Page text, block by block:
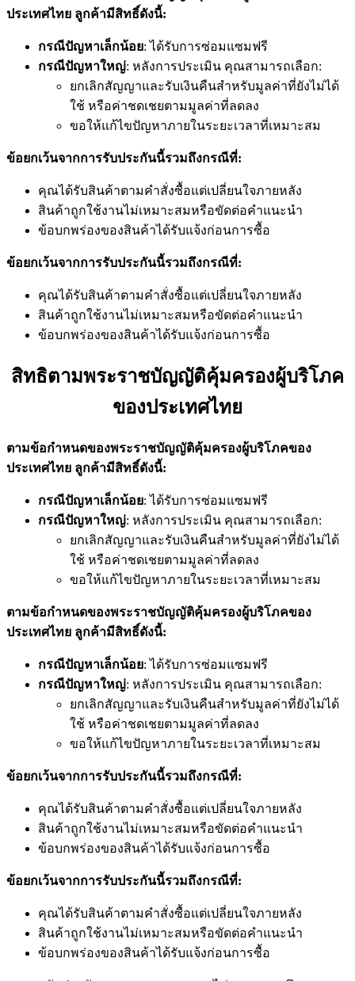
ประเทศไทย ลูกค้ามีสิทธิ์ดังนี้:
กรณีปัญหาเล็กน้อย: ได้รับการซ่อมแซมฟรี
กรณีปัญหาใหญ่: หลังการประเมิน คุณสามารถเลือก:
ยกเลิกสัญญาและรับเงินคืนสำหรับมูลค่าที่ยังไม่ได้
ใช้ หรือค่าชดเชยตามมูลค่าที่ลดลง
ขอให้แก้ไขปัญหาภายในระยะเวลาที่เหมาะสม
ข้อยกเว้นจากการรับประกันนี้รวมถึงกรณีที่:
คุณได้รับสินค้าตามคำสั่งซื้อแต่เปลี่ยนใจภายหลัง
สินค้าถูกใช้งานไม่เหมาะสมหรือขัดต่อคำแนะนำ
ข้อบกพร่องของสินค้าได้รับแจ้งก่อนการซื้อ
ข้อยกเว้นจากการรับประกันนี้รวมถึงกรณีที่:
คุณได้รับสินค้าตามคำสั่งซื้อแต่เปลี่ยนใจภายหลัง
สินค้าถูกใช้งานไม่เหมาะสมหรือขัดต่อคำแนะนำ
ข้อบกพร่องของสินค้าได้รับแจ้งก่อนการซื้อ
สิทธิตามพระราชบัญญัติคุ้มครองผู้บริโภค
ของประเทศไทย
ตามข้อกำหนดของพระราชบัญญัติคุ้มครองผู้บริโภคของ
ประเทศไทย ลูกค้ามีสิทธิ์ดังนี้:
กรณีปัญหาเล็กน้อย: ได้รับการซ่อมแซมฟรี
กรณีปัญหาใหญ่: หลังการประเมิน คุณสามารถเลือก:
ยกเลิกสัญญาและรับเงินคืนสำหรับมูลค่าที่ยังไม่ได้
ใช้ หรือค่าชดเชยตามมูลค่าที่ลดลง
ขอให้แก้ไขปัญหาภายในระยะเวลาที่เหมาะสม
ตามข้อกำหนดของพระราชบัญญัติคุ้มครองผู้บริโภคของ
ประเทศไทย ลูกค้ามีสิทธิ์ดังนี้:
กรณีปัญหาเล็กน้อย: ได้รับการซ่อมแซมฟรี
กรณีปัญหาใหญ่: หลังการประเมิน คุณสามารถเลือก:
ยกเลิกสัญญาและรับเงินคืนสำหรับมูลค่าที่ยังไม่ได้
ใช้ หรือค่าชดเชยตามมูลค่าที่ลดลง
ขอให้แก้ไขปัญหาภายในระยะเวลาที่เหมาะสม
ข้อยกเว้นจากการรับประกันนี้รวมถึงกรณีที่:
คุณได้รับสินค้าตามคำสั่งซื้อแต่เปลี่ยนใจภายหลัง
สินค้าถูกใช้งานไม่เหมาะสมหรือขัดต่อคำแนะนำ
ข้อบกพร่องของสินค้าได้รับแจ้งก่อนการซื้อ
ข้อยกเว้นจากการรับประกันนี้รวมถึงกรณีที่:
คุณได้รับสินค้าตามคำสั่งซื้อแต่เปลี่ยนใจภายหลัง
สินค้าถูกใช้งานไม่เหมาะสมหรือขัดต่อคำแนะนำ
ข้อบกพร่องของสินค้าได้รับแจ้งก่อนการซื้อ